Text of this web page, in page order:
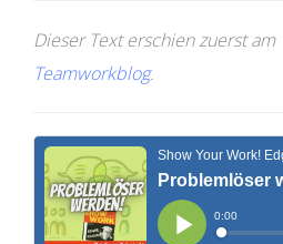
Dieser Text erschien zuerst am
Teamworkblog.